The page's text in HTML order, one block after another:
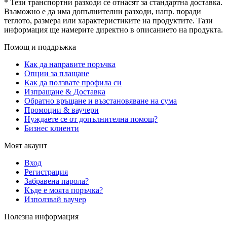
* Тези транспортни разходи се отнасят за стандартна доставка.
Възможно е да има допълнителни разходи, напр. поради
теглото, размера или характеристиките на продуктите. Тази
информация ще намерите директно в описанието на продукта.
Помощ и поддръжка
Как да направите поръчка
Опции за плащане
Как да ползвате профила си
Изпращане & Доставка
Обратно връщане и възстановяване на сума
Промоции & ваучери
Нуждаете се от допълнителна помощ?
Бизнес клиенти
Моят акаунт
Вход
Регистрация
Забравена парола?
Къде е моята поръчка?
Използвай ваучер
Полезна информация